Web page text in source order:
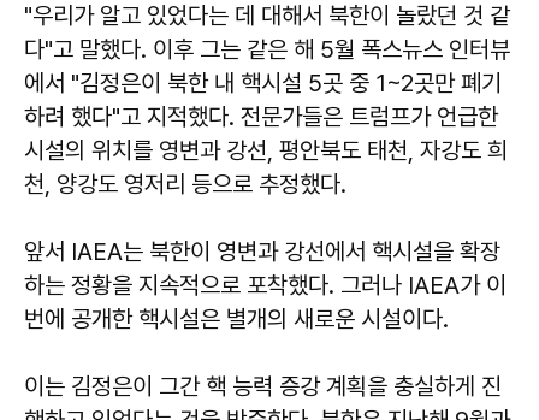
"우리가 알고 있었다는 데 대해서 북한이 놀랐던 것 같
다"고 말했다. 이후 그는 같은 해 5월 폭스뉴스 인터뷰
에서 "김정은이 북한 내 핵시설 5곳 중 1~2곳만 폐기
하려 했다"고 지적했다. 전문가들은 트럼프가 언급한
시설의 위치를 영변과 강선, 평안북도 태천, 자강도 희
천, 양강도 영저리 등으로 추정했다.
앞서 IAEA는 북한이 영변과 강선에서 핵시설을 확장
하는 정황을 지속적으로 포착했다. 그러나 IAEA가 이
번에 공개한 핵시설은 별개의 새로운 시설이다.
이는 김정은이 그간 핵 능력 증강 계획을 충실하게 진